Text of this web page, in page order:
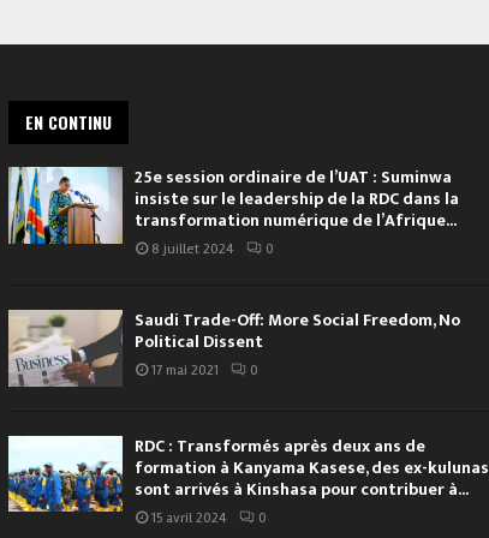
EN CONTINU
25e session ordinaire de l’UAT : Suminwa
insiste sur le leadership de la RDC dans la
transformation numérique de l’Afrique...
8 juillet 2024 0
Saudi Trade-Off: More Social Freedom, No
Political Dissent
17 mai 2021 0
RDC : Transformés après deux ans de
formation à Kanyama Kasese, des ex-kulunas
sont arrivés à Kinshasa pour contribuer à...
15 avril 2024 0